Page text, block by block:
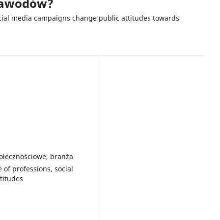
media campaigns change public attitudes towards
branża
of professions, social